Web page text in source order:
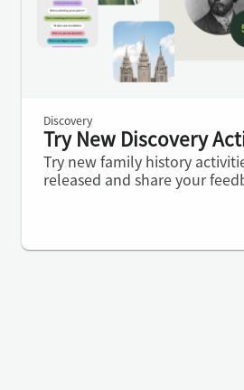
Discovery
Try New Discovery
Try new family history
released and share your